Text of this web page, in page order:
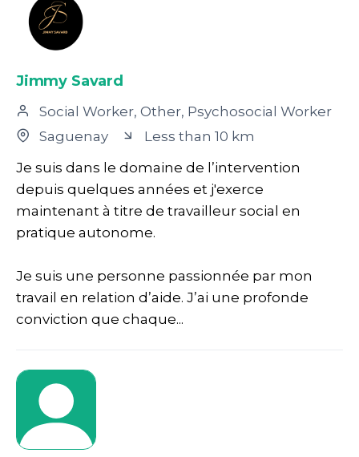
Jimmy Savard
Social Worker, Other, Psychosocial Worker
Saguenay
Less than 10 km
Je suis dans le domaine de l’intervention
depuis quelques années et j'exerce
maintenant à titre de travailleur social en
pratique autonome.
Je suis une personne passionnée par mon
travail en relation d’aide. J’ai une profonde
conviction que chaque...